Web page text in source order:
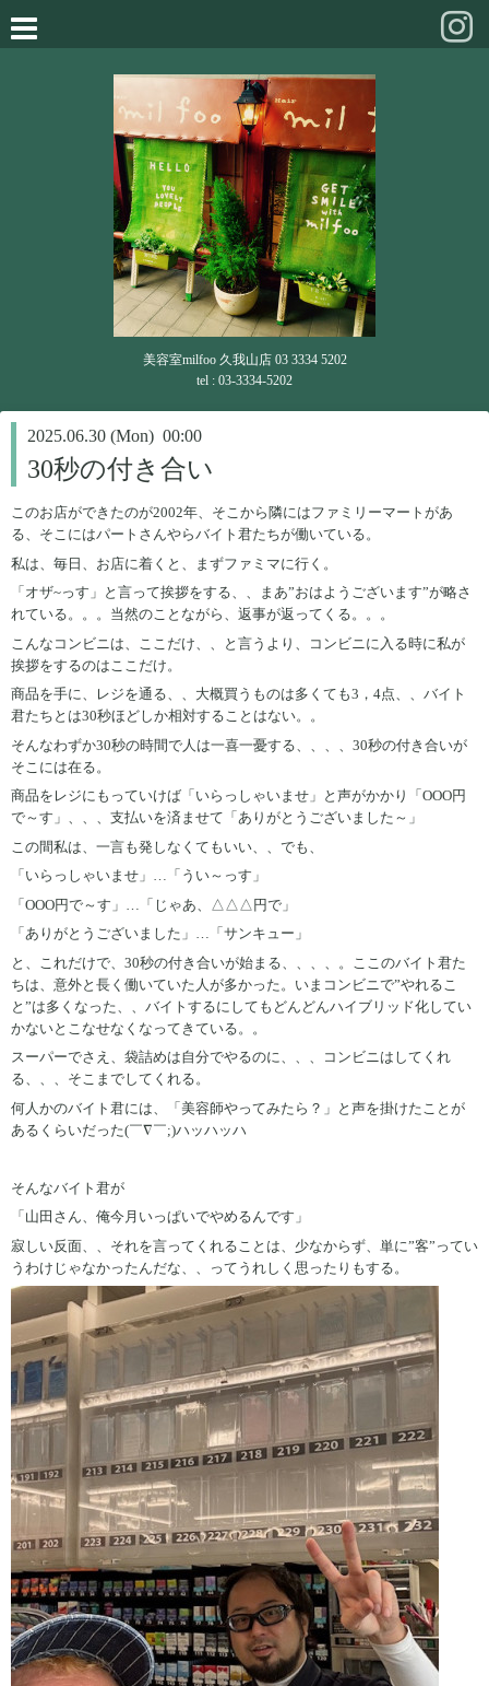
美容室milfoo 久我山店 03 3334 5202
tel : 03-3334-5202
2025.06.30 (Mon) 00:00
30秒の付き合い
このお店ができたのが2002年、そこから隣にはファミリーマートがあ
る、そこにはパートさんやらバイト君たちが働いている。
私は、毎日、お店に着くと、まずファミマに行く。
「オザ~っす」と言って挨拶をする、、まあ”おはようございます”が略さ
れている。。。当然のことながら、返事が返ってくる。。。
こんなコンビニは、ここだけ、、と言うより、コンビニに入る時に私が
挨拶をするのはここだけ。
商品を手に、レジを通る、、大概買うものは多くても3，4点、、バイト
君たちとは30秒ほどしか相対することはない。。
そんなわずか30秒の時間で人は一喜一憂する、、、、30秒の付き合いが
そこには在る。
商品をレジにもっていけば「いらっしゃいませ」と声がかかり「OOO円
で～す」、、、支払いを済ませて「ありがとうございました～」
この間私は、一言も発しなくてもいい、、でも、
「いらっしゃいませ」…「うい～っす」
「OOO円で～す」…「じゃあ、△△△円で」
「ありがとうございました」…「サンキュー」
と、これだけで、30秒の付き合いが始まる、、、、。ここのバイト君た
ちは、意外と長く働いていた人が多かった。いまコンビニで”やれるこ
と”は多くなった、、バイトするにしてもどんどんハイブリッド化してい
かないとこなせなくなってきている。。
スーパーでさえ、袋詰めは自分でやるのに、、、コンビニはしてくれ
る、、、そこまでしてくれる。
何人かのバイト君には、「美容師やってみたら？」と声を掛けたことが
あるくらいだった(￣∇￣;)ハッハッハ
そんなバイト君が
「山田さん、俺今月いっぱいでやめるんです」
寂しい反面、、それを言ってくれることは、少なからず、単に”客”ってい
うわけじゃなかったんだな、、ってうれしく思ったりもする。